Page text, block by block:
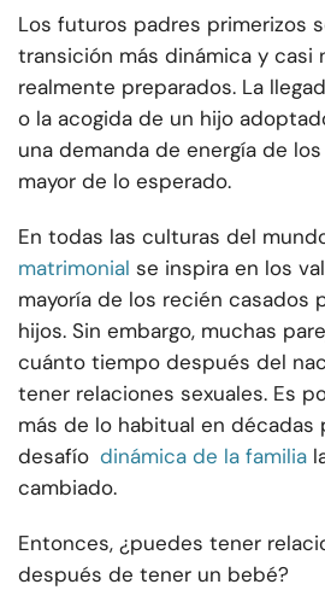
Los futuros padres primerizos
transición más dinámica y casi
realmente preparados. La
o la acogida de un hijo
una demanda de energía de
mayor de lo esperado.
En todas las culturas del
matrimonial se inspira en los
mayoría de los recién casados
hijos. Sin embargo, muchas
cuánto tiempo después del
tener relaciones sexuales. Es
más de lo habitual en décadas
desafío dinámica de la familia
cambiado.
Entonces, ¿puedes tener
después de tener un bebé?